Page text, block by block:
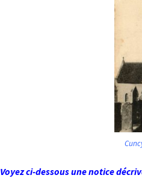
Voyez ci-dessous une notice